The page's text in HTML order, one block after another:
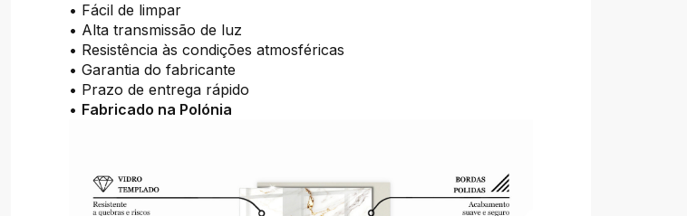
• Fácil de limpar
• Alta transmissão de luz
• Resistência às condições atmosféricas
• Garantia do fabricante
• Prazo de entrega rápido
• Fabricado na Polónia